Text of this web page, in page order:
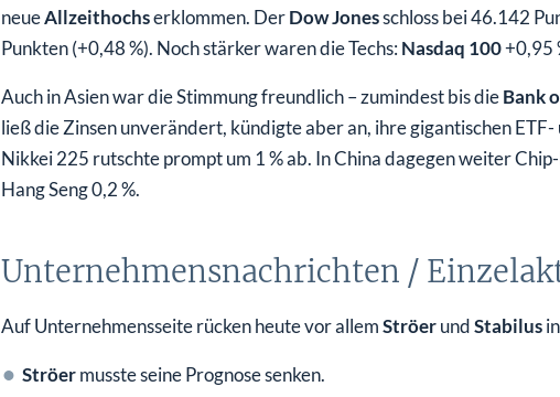
neueAllzeithochserklommen. DerDow Jonesschloss bei 46.142
Punkten (+0,48 %). Noch stärker waren die Techs: Nasdaq 100+0,95
Auch in Asien war die Stimmung freundlich – zumindest bis dieBank
ließ die Zinsen unverändert, kündigte aber an, ihre gigantischen
Nikkei 225 rutschte prompt um 1 % ab. In China dagegen weiter
Hang Seng 0,2 %.
Unternehmensnachrichten /
Auf Unternehmensseite rücken heute vor allemStröerundStabilusin
Ströermusste seine Prognose senken.